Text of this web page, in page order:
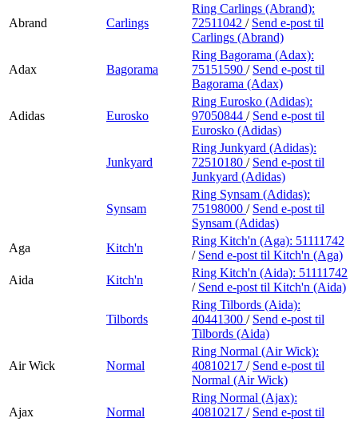
Abrand Carlings
Ring Carlings (Abrand):
72511042 / Send e-post til
Carlings (Abrand)
Adax Bagorama
Ring Bagorama (Adax):
75151590 / Send e-post til
Bagorama (Adax)
Adidas Eurosko
Ring Eurosko (Adidas):
97050844 / Send e-post til
Eurosko (Adidas)
Junkyard
Ring Junkyard (Adidas):
72510180 / Send e-post til
Junkyard (Adidas)
Synsam
Ring Synsam (Adidas):
75198000 / Send e-post til
Synsam (Adidas)
Aga
Kitch'n
Ring Kitch'n (Aga): 51111742
/ Send e-post til Kitch'n (Aga)
Aida
Kitch'n
Ring Kitch'n (Aida): 51111742
/ Send e-post til Kitch'n (Aida)
Tilbords
Ring Tilbords (Aida):
40441300 / Send e-post til
Tilbords (Aida)
Air Wick Normal
Ring Normal (Air Wick):
40810217 / Send e-post til
Normal (Air Wick)
Ajax Normal
Ring Normal (Ajax):
40810217 / Send e-post til